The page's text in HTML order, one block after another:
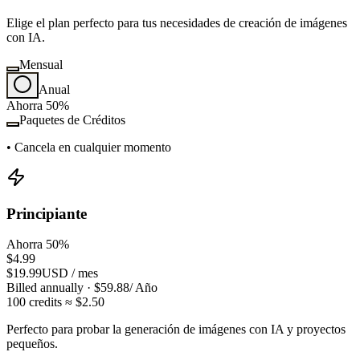
Elige el plan perfecto para tus necesidades de creación de imágenes
con IA.
Mensual
Anual
Ahorra 50%
Paquetes de Créditos
• Cancela en cualquier momento
Principiante
Ahorra 50%
$4.99
$19.99USD /mes
Billed annually · $59.88/Año
100 credits ≈ $2.50
Perfecto para probar la generación de imágenes con IA y proyectos
pequeños.